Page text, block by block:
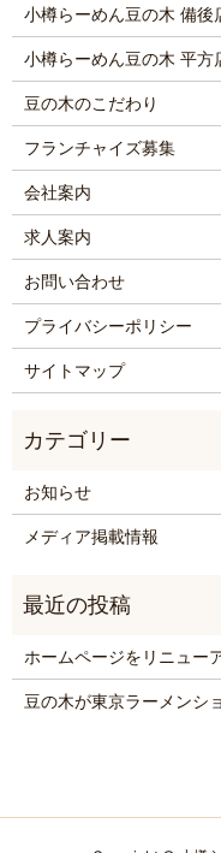
小樽らーめん豆の木 備後
小樽らーめん豆の木 平方
豆の木のこだわり
フランチャイズ募集
会社案内
求人案内
お問い合わせ
プライバシーポリシー
サイトマップ
お知らせ
メディア掲載情報
ホームページをリニュー
豆の木が東京ラーメンシ